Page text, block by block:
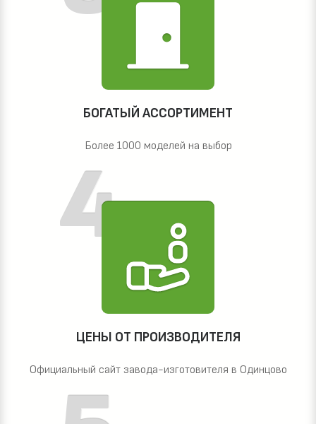
БОГАТЫЙ АССОРТИМЕНТ
Более 1000 моделей на выбор
ЦЕНЫ ОТ ПРОИЗВОДИТЕЛЯ
Официальный сайт завода-изготовителя в Одинцово